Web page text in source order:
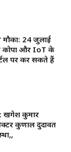
मौका: 24 जुलाई
कोपा और IoT के
पर कर सकते हैं
खगेश कुमार
कुणाल दुदावत